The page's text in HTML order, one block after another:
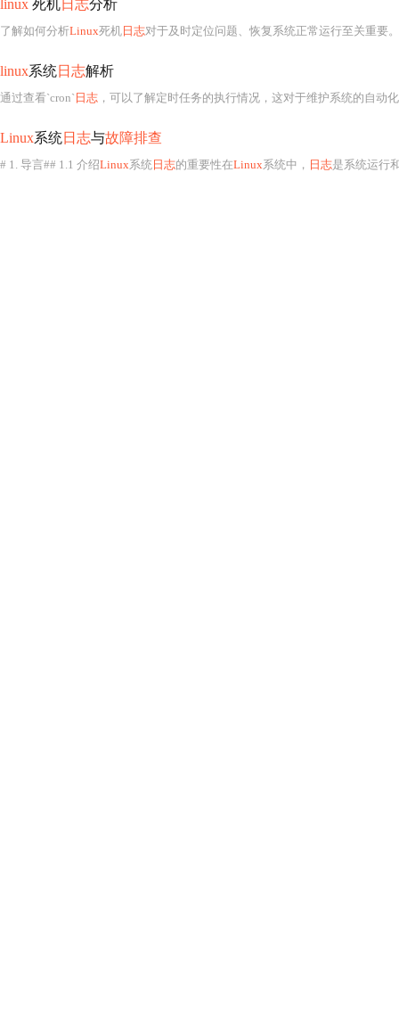
linux 死机日志分析
了解如何分析Linux死机 日志对于及时定位问题、恢复系统正常运行至关重要
linux系统日志解析
通过查看`cron` 日志 ，可以了解定时任务的执行情况，这对于维护系统的自动
Linux系统日志与故障排查
# 1. 导言## 1.1 介绍Linux系统 日志的重要性在Linux系统中， 日志是系统运行